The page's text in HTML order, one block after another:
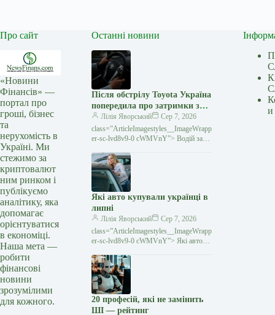
Про сайт
«Новини
Фінансів» —
портал про
гроші, бізнес
та
нерухомість в
Україні. Ми
стежимо за
криптовалют
ним ринком і
публікуємо
аналітику, яка
допомагає
орієнтуватися
в економіці.
Наша мета —
робити
фінансові
новини
зрозумілими
для кожного.
Останні новини
Після обстрілу Toyota Україна
попередила про затримки з
постачанням запчастин
Лілія Яворський
Сер 7, 2026
class=”ArticleImagestyles__ImageWrapp
er-sc-lvd8v9-0 cWMVnY”> Водій за
обстрілу в ніч на 5 серпня компанія
«Тойота-Україна» втратила
Які авто купували українці в
липні
Лілія Яворський
Сер 7, 2026
class=”ArticleImagestyles__ImageWrapp
er-sc-lvd8v9-0 cWMVnY”> Які авто
повідомив Укравтопром, у липні в
Україні було реалізовано 5754 тис
20 професій, які не замінить
ШІ — рейтинг
и